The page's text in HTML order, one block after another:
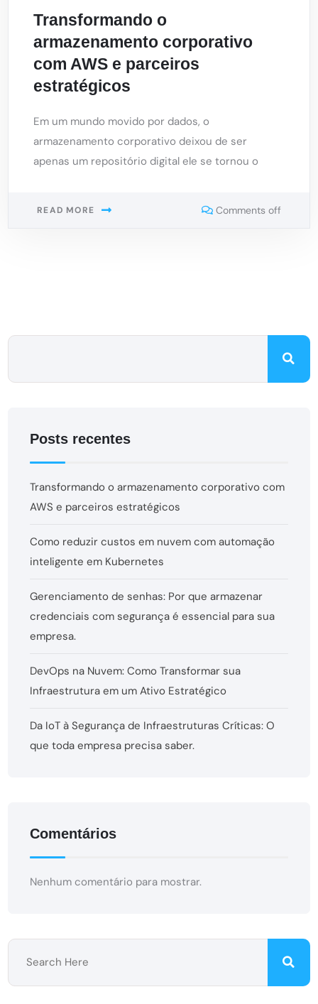
Transformando o
armazenamento corporativo
com AWS e parceiros
estratégicos
Em um mundo movido por dados, o
armazenamento corporativo deixou de ser
apenas um repositório digital ele se tornou o
READ MORE Comments off
Posts recentes
Transformando o armazenamento corporativo com
AWS e parceiros estratégicos
Como reduzir custos em nuvem com automação
inteligente em Kubernetes
Gerenciamento de senhas: Por que armazenar
credenciais com segurança é essencial para sua
empresa.
DevOps na Nuvem: Como Transformar sua
Infraestrutura em um Ativo Estratégico
Da IoT à Segurança de Infraestruturas Críticas: O
que toda empresa precisa saber.
Comentários
Nenhum comentário para mostrar.